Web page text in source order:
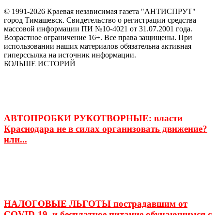
© 1991-2026 Краевая независимая газета "АНТИСПРУТ"
город Тимашевск. Свидетельство о регистрации средства
массовой информации ПИ №10-4021 от 31.07.2001 года.
Возрастное ограничение 16+. Все права защищены. При
использовании наших материалов обязательна активная
гиперссылка на источник информации.
БОЛЬШЕ ИСТОРИЙ
АВТОПРОБКИ РУКОТВОРНЫЕ: власти
Краснодара не в силах организовать движение?
или...
НАЛОГОВЫЕ ЛЬГОТЫ пострадавшим от